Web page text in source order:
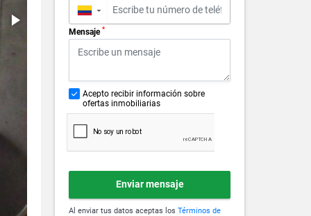
▼
Mensaje *
Acepto recibir información sobre
ofertas inmobiliarias
Enviar mensaje
Al enviar tus datos aceptas los Términos de